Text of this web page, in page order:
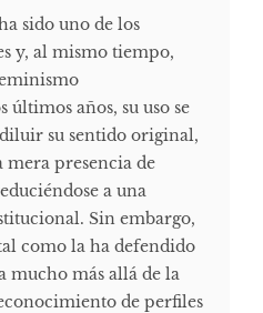
sido uno de los
y, al mismo tiempo,
años, su uso se
su sentido original,
presencia de
a una
Sin embargo,
como la ha defendido
mucho más allá de la
de perfiles